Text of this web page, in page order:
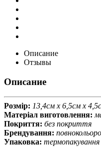
Описание
Отзывы
Описание
Розмір: 13,4см х 6,5см х
Матеріал виготовлення:
Покриття: без покриття
Брендування:
Упаковка: термопакування